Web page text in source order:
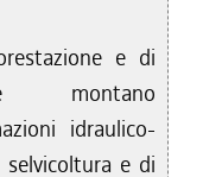
e di
montano
idraulico-
e di